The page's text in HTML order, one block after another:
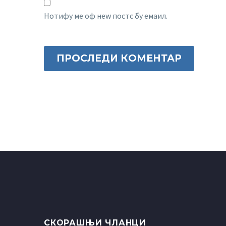
Нотифy ме оф неw постс бy емаил.
ПРОСЛЕДИ КОМЕНТАР
СКОРАШЊИ ЧЛАНЦИ